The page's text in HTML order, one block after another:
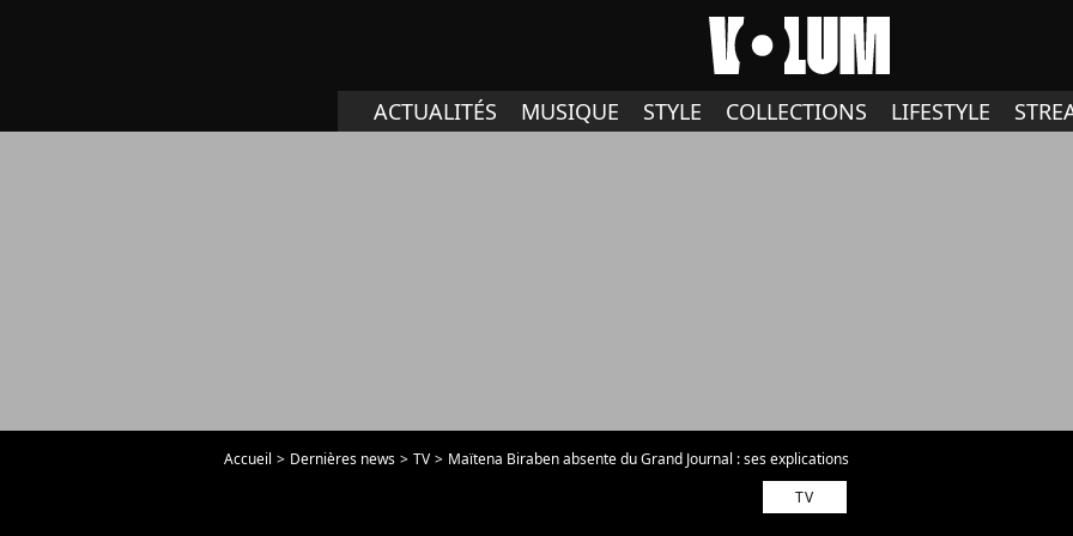
ACTUALITÉS MUSIQUE STYLE COLLECTIONS LIFESTYLE
Accueil Dernières news TV
Maïtena Biraben absente du Grand Journal : ses explications
TV